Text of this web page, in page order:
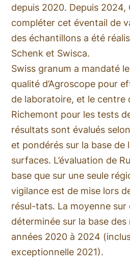
depuis 2020. Depuis 2024,
compléter cet éventail de
des échantillons a été
Schenk et Swisca.
Swiss granum a mandaté
qualité d’Agroscope pour
de laboratoire, et le centre
Richemont pour les tests
résultats sont évalués
et pondérés sur la base de
surfaces. L’évaluation de
base que sur une seule
vigilance est de mise lors
résul-tats. La moyenne sur
déterminée sur la base
années 2020 à 2024 (inclus
exceptionnelle 2021).